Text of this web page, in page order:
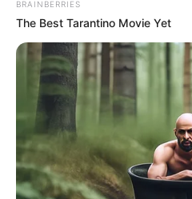
BRAINBERRIES
The Best Tarantino Movie Yet